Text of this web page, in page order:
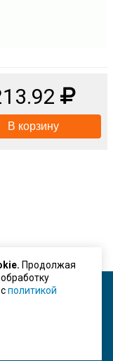
В корзину
Продолжая
политикой